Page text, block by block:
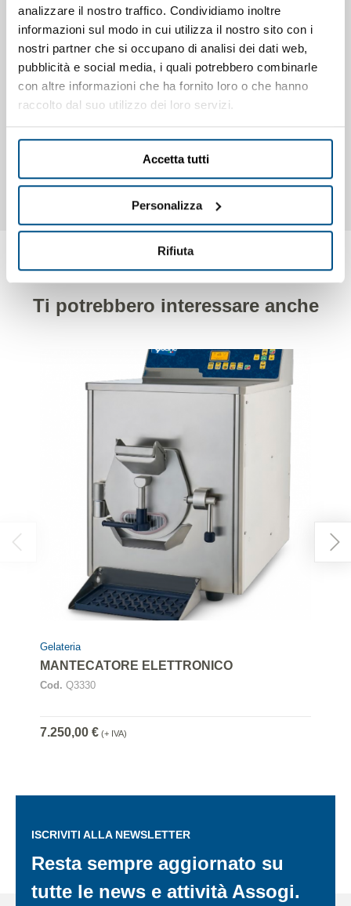
analizzare il nostro traffico. Condividiamo inoltre
informazioni sul modo in cui utilizza il nostro sito con i
nostri partner che si occupano di analisi dei dati web,
pubblicità e social media, i quali potrebbero combinarle
con altre informazioni che ha fornito loro o che hanno
raccolto dal suo utilizzo dei loro servizi.
Accetta tutti
Personalizza
Rifiuta
struttura sempre ottimale e facilitare le operazioni di
pulizia. Trasmissione meccanica gestita da rampa di
accelerazione per evitare stress agli ingranaggi ad ogni
avvio, trasmissione diretta con riduttori lubrificati a vita,
tappetino antiscivolo vaschetta, pulsante di sbrinamento
vasca per facilitare qualsiasi ripartenza dell’agitatore,
l’estrazione. Consumi energetici ridotti grazie alla
tecnologia inverter che ottimizza la potenza del motore
elettrico.
Ti potrebbero interessare anche
Gelateria
MANTECATORE ELETTRONICO
Cod. Q3330
7.250,00 € (+ IVA)
ISCRIVITI ALLA NEWSLETTER
Resta sempre aggiornato su
tutte le news e attività Assogi.